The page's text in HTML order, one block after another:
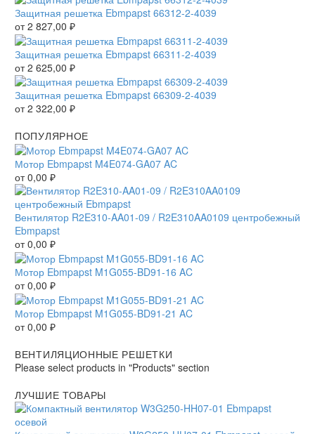
Защитная решетка Ebmpapst 66312-2-4039
от2 827,00 ₽
Защитная решетка Ebmpapst 66311-2-4039
от2 625,00 ₽
Защитная решетка Ebmpapst 66309-2-4039
от2 322,00 ₽
ПОПУЛЯРНОЕ
Мотор Ebmpapst M4E074-GA07 AC
от0,00 ₽
Вентилятор R2E310-AA01-09 / R2E310AA0109 центробежный
Ebmpapst
от0,00 ₽
Мотор Ebmpapst M1G055-BD91-16 AC
от0,00 ₽
Мотор Ebmpapst M1G055-BD91-21 AC
от0,00 ₽
ВЕНТИЛЯЦИОННЫЕ РЕШЕТКИ
Please select products in "Products" section
ЛУЧШИЕ ТОВАРЫ